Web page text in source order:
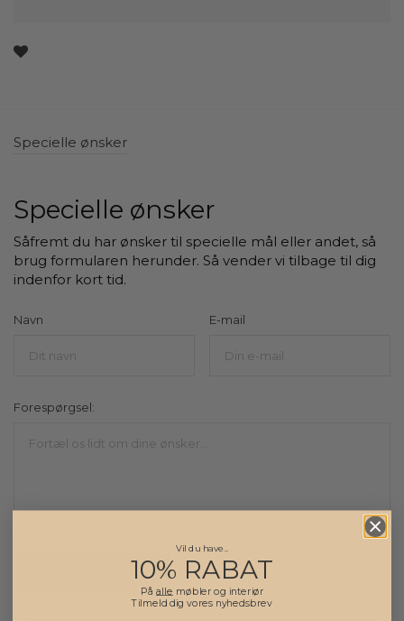
Specielle ønsker
Specielle ønsker
Navn E-mail
Forespørgsel:
Vil du have..
10% RABAT
På alle møbler og interiør
Tilmeld dig vores nyhedsbrev